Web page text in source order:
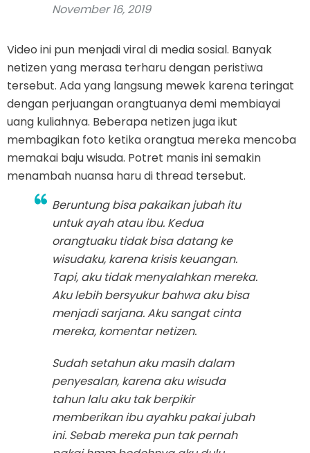
November 16, 2019
Video ini pun menjadi viral di media sosial. Banyak
netizen yang merasa terharu dengan peristiwa
tersebut. Ada yang langsung mewek karena teringat
dengan perjuangan orangtuanya demi membiayai
uang kuliahnya. Beberapa netizen juga ikut
membagikan foto ketika orangtua mereka mencoba
memakai baju wisuda. Potret manis ini semakin
menambah nuansa haru di thread tersebut.
Beruntung bisa pakaikan jubah itu
untuk ayah atau ibu. Kedua
orangtuaku tidak bisa datang ke
wisudaku, karena krisis keuangan.
Tapi, aku tidak menyalahkan mereka.
Aku lebih bersyukur bahwa aku bisa
menjadi sarjana. Aku sangat cinta
mereka, komentar netizen.
Sudah setahun aku masih dalam
penyesalan, karena aku wisuda
tahun lalu aku tak berpikir
memberikan ibu ayahku pakai jubah
ini. Sebab mereka pun tak pernah